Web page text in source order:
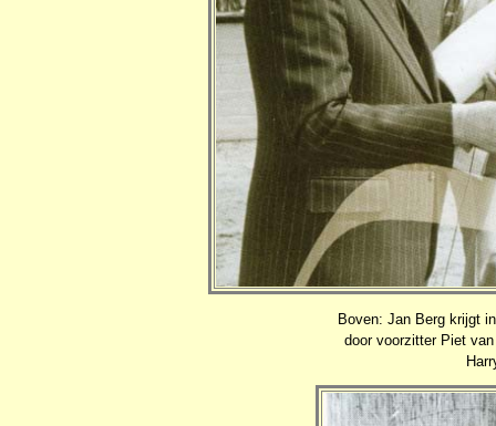
Boven: Jan Berg krijgt
door voorzitter Piet